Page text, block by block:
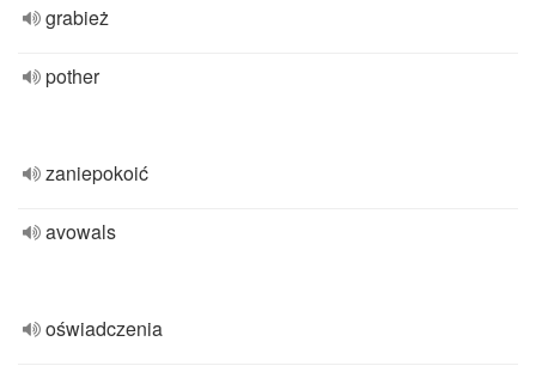
grabież
pother
zaniepokoić
avowals
oświadczenia